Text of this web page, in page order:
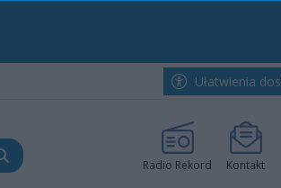
Ułatwienia
Radio Rekord Kontakt